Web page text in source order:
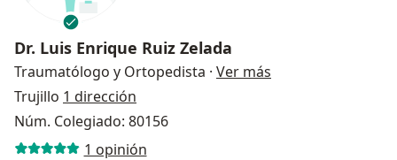
Dr. Luis Enrique Ruiz Zelada
Traumatólogo y Ortopedista · Ver más
Trujillo 1 dirección
Núm. Colegiado: 80156
1 opinión